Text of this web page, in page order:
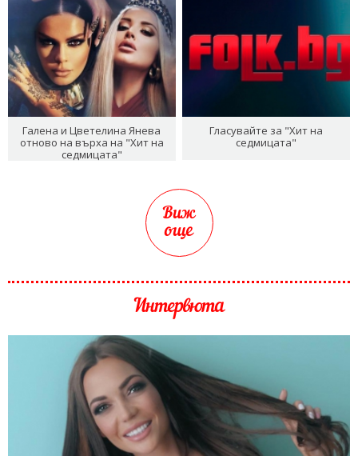
Галена и Цветелина Янева
отново на върха на "Хит на
седмицата"
Гласувайте за "Хит на
седмицата"
Виж
още
Интервюта